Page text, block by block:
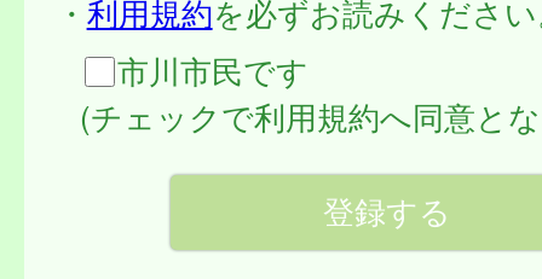
・ 利用規約を必ずお読みくださ
市川市民です
(チェックで利用規約へ同意と